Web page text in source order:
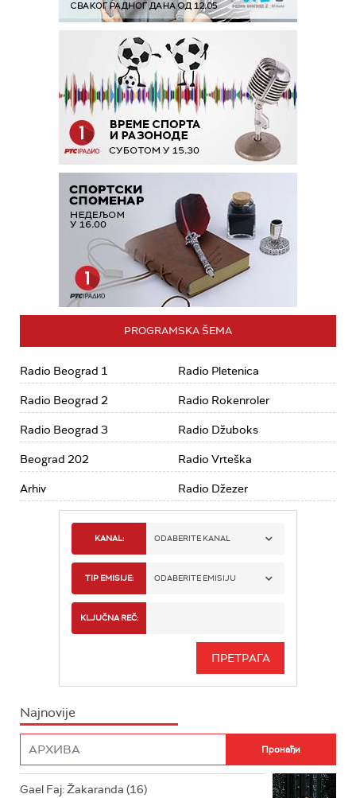
PROGRAMSKA ŠEMA
Radio Beograd 1
Radio Beograd 2
Radio Beograd 3
Beograd 202
Arhiv
Radio Pletenica
Radio Rokenroler
Radio Džuboks
Radio Vrteška
Radio Džezer
KANAL: ODABERITE KANAL
RADIO BEOGRAD 1
RADIO BEOGRAD 3
RADIO ROKENROLER
TIP EMISIJE: ODABERITE EMISIJU
INFO
KLJUČNA REČ:
Najnovije
Gael Faj: Žakaranda (16)